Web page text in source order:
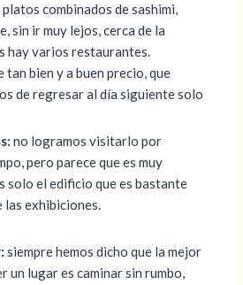
combinados de sashimi,
sin ir muy lejos, cerca de la
hay varios restaurantes.
tan bien y a buen precio, que
de regresar al día siguiente solo
no logramos visitarlo por
pero parece que es muy
solo el edificio que es bastante
exhibiciones.
siempre hemos dicho que la mejor
un lugar es caminar sin rumbo,